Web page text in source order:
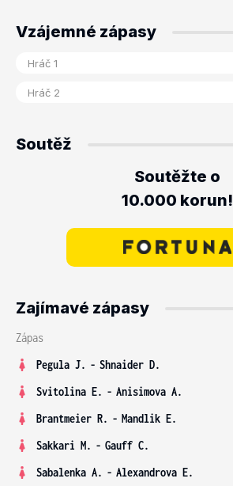
Vzájemné zápasy
Soutěž
Soutěžte o
10.000 korun!
Zajímavé zápasy
Zápas
Pegula J. - Shnaider D.
Svitolina E. - Anisimova A.
Brantmeier R. - Mandlik E.
Sakkari M. - Gauff C.
Sabalenka A. - Alexandrova E.